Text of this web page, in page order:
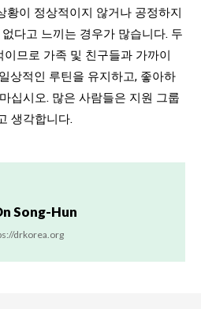
황이 정상적이지 않거나 공정하지
다고 느끼는 경우가 많습니다. 두
므로 가족 및 친구들과 가까이
상적인 루틴을 유지하고, 좋아하
십시오. 많은 사람들은 지원 그룹
생각합니다.
Song-Hun
drkorea.org